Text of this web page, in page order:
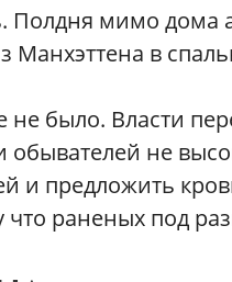
Полдня мимо дома
Манхэттена в
не было. Власти
не
и предложить
что раненых под